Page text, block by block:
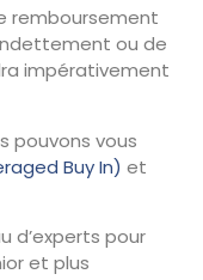
remboursement
ou de
impérativement
pouvons vous
Buy In) et
d’experts pour
et plus